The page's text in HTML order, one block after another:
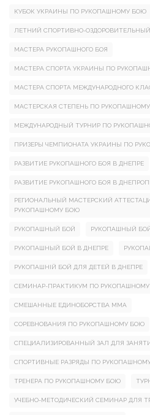
КУБОК УКРАИНЫ ПО РУКОПАШНОМУ БОЮ
ЛЕТНИЙ СПОРТИВНО-ОЗДОРОВИТЕЛЬНЫЙ
МАСТЕРА РУКОПАШНОГО БОЯ
МАСТЕРА СПОРТА УКРАИНЫ ПО
МАСТЕРА СПОРТА МЕЖДУНАРОДНОГО
МАСТЕРСКАЯ СТЕПЕНЬ ПО
МЕЖДУНАРОДНЫЙ ТУРНИР ПО
ПРИЗЕРЫ ЧЕМПИОНАТА УКРАИНЫ ПО
РАЗВИТИЕ РУКОПАШНОГО БОЯ В ДНЕПРЕ
РАЗВИТИЕ РУКОПАШНОГО БОЯ В
РЕГИОНАЛЬНЫЙ МАСТЕРСКИЙ
РУКОПАШНОМУ БОЮ
РУКОПАШНЫЙ БОЙ РУКОПАШНЫЙ
РУКОПАШНЫЙ БОЙ В ДНЕПРЕ
РУКОПАШНІЙ БОЙ ДЛЯ ДЕТЕЙ В ДНЕПРЕ
СЕМИНАР-ПРАКТИКУМ ПО
СМЕШАННЫЕ ЕДИНОБОРСТВА ММА
СОРЕВНОВАНИЯ ПО РУКОПАШНОМУ БОЮ
СПЕЦИАЛИЗИРОВАННЫЙ ЗАЛ ДЛЯ
СПОРТИВНЫЕ РАЗРЯДЫ ПО
ТРЕНЕРА ПО РУКОПАШНОМУ БОЮ
УЧЕБНО-МЕТОДИЧЕСКИЙ СЕМИНАР ДЛЯ